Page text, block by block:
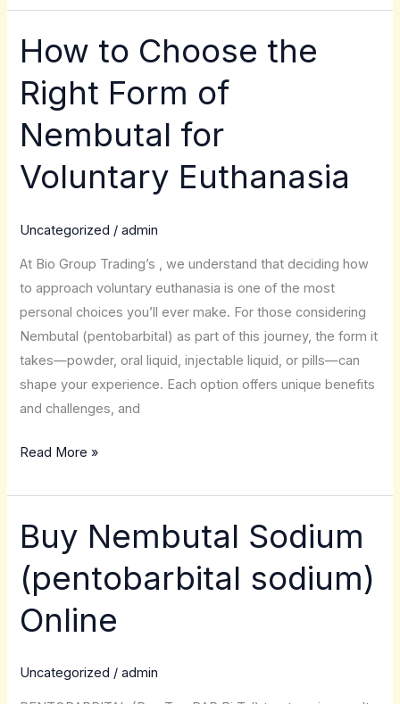
How to Choose the
Right Form of
Nembutal for
Voluntary Euthanasia
Uncategorized /admin
At Bio Group Trading’s , we understand that deciding how
to approach voluntary euthanasia is one of the most
personal choices you’ll ever make. For those considering
Nembutal (pentobarbital) as part of this journey, the form it
takes—powder, oral liquid, injectable liquid, or pills—can
shape your experience. Each option offers unique benefits
and challenges, and
How
to
Choose
Right
Form
of
for
Voluntary
Euthanasia
Read More »
Buy Nembutal Sodium
(pentobarbital sodium)
Online
Uncategorized /admin
Buy
Nembutal
Sodium
(pentobarbital
sodium)